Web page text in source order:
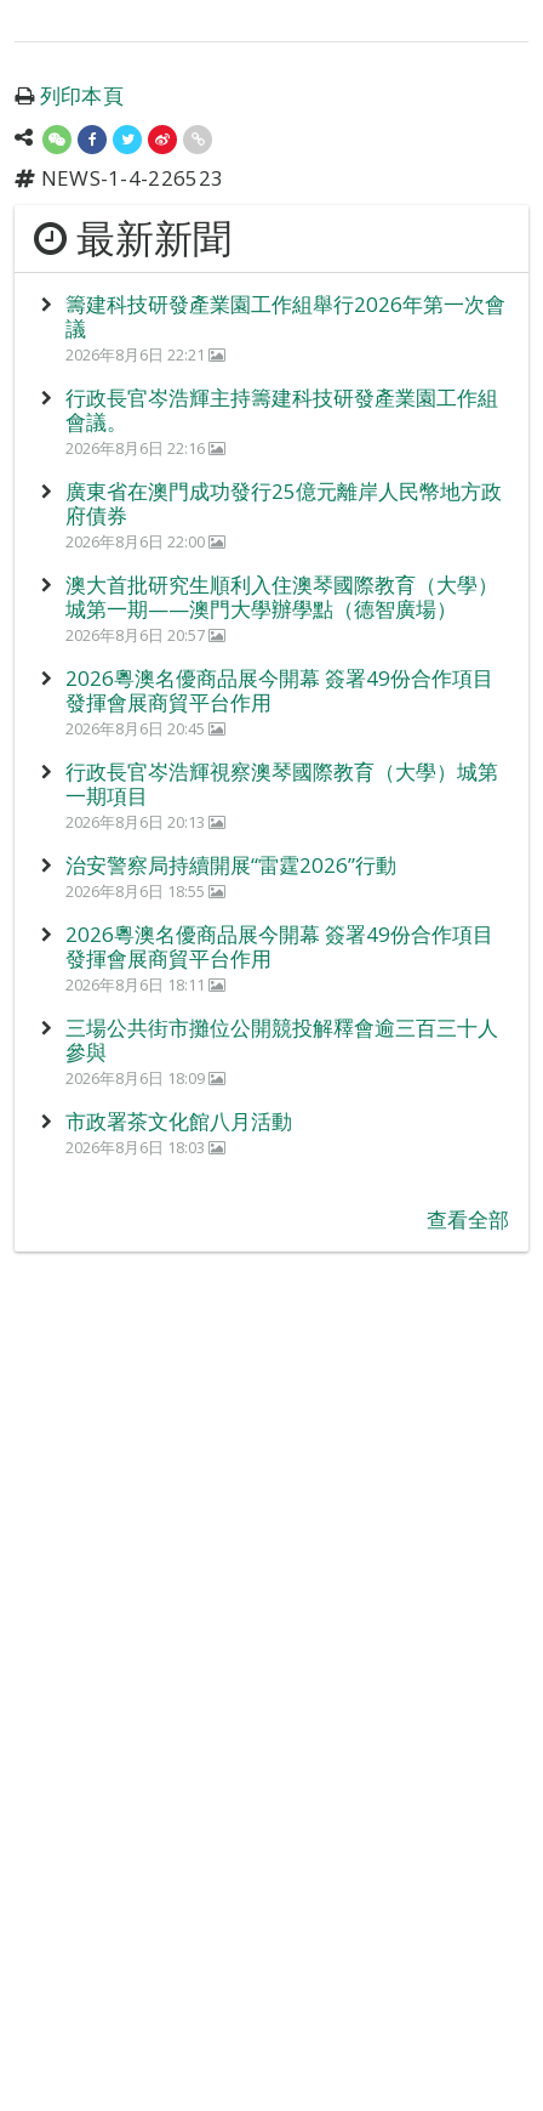
列印本頁
NEWS-1-4-226523
最新新聞
籌建科技研發產業園工作組舉行2026年第一次會
議
2026年8月6日 22:21
行政長官岑浩輝主持籌建科技研發產業園工作組
會議。
2026年8月6日 22:16
廣東省在澳門成功發行25億元離岸人民幣地方政
府債券
2026年8月6日 22:00
澳大首批研究生順利入住澳琴國際教育（大學）
城第一期——澳門大學辦學點（德智廣場）
2026年8月6日 20:57
2026粵澳名優商品展今開幕 簽署49份合作項目
發揮會展商貿平台作用
2026年8月6日 20:45
行政長官岑浩輝視察澳琴國際教育（大學）城第
一期項目
2026年8月6日 20:13
治安警察局持續開展“雷霆2026”行動
2026年8月6日 18:55
2026粵澳名優商品展今開幕 簽署49份合作項目
發揮會展商貿平台作用
2026年8月6日 18:11
三場公共街市攤位公開競投解釋會逾三百三十人
參與
2026年8月6日 18:09
市政署茶文化館八月活動
2026年8月6日 18:03
查看全部